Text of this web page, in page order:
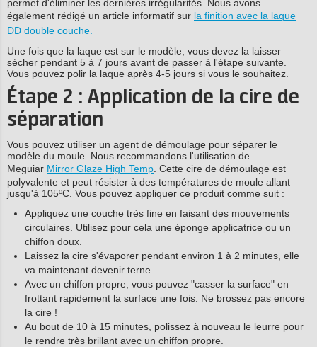
permet d'éliminer les dernières irrégularités. Nous avons
également rédigé un article informatif sur la finition avec la laque
DD double couche.
Une fois que la laque est sur le modèle, vous devez la laisser
sécher pendant 5 à 7 jours avant de passer à l'étape suivante.
Vous pouvez polir la laque après 4-5 jours si vous le souhaitez.
Étape 2 : Application de la cire de
séparation
Vous pouvez utiliser un agent de démoulage pour séparer le
modèle du moule. Nous recommandons l'utilisation de
Meguiar Mirror Glaze High Temp . Cette cire de démoulage est
polyvalente et peut résister à des températures de moule allant
jusqu'à 105ºC. Vous pouvez appliquer ce produit comme suit :
Appliquez une couche très fine en faisant des mouvements
circulaires. Utilisez pour cela une éponge applicatrice ou un
chiffon doux.
Laissez la cire s'évaporer pendant environ 1 à 2 minutes, elle
va maintenant devenir terne.
Avec un chiffon propre, vous pouvez "casser la surface" en
frottant rapidement la surface une fois. Ne brossez pas encore
la cire !
Au bout de 10 à 15 minutes, polissez à nouveau le leurre pour
le rendre très brillant avec un chiffon propre.